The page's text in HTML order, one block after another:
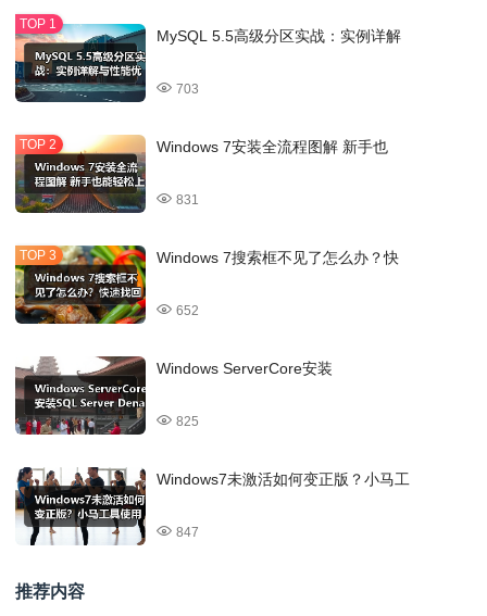
MySQL 5.5高级分区实战：实例详解
703
Windows 7安装全流程图解 新手也
831
Windows 7搜索框不见了怎么办？快
652
Windows ServerCore安装
825
Windows7未激活如何变正版？小马工
847
推荐内容